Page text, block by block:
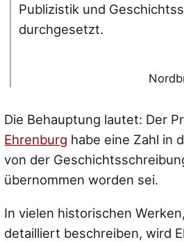
Publizistik und
durchgesetzt.
Die Behauptung lautet: Der
Ehrenburg habe eine Zahl in
von der
übernommen worden sei.
In vielen historischen
detailliert beschreiben, wird